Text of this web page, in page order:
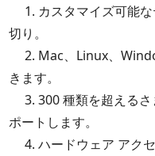
1. カスタマイズ可能
切り。
2. Mac、Linux、
きます。
3. 300 種類を超える
ポートします。
4. ハードウェア アク